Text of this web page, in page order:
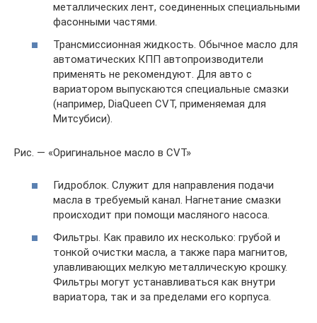
металлических лент, соединенных специальными
фасонными частями.
Трансмиссионная жидкость. Обычное масло для
автоматических КПП автопроизводители
применять не рекомендуют. Для авто с
вариатором выпускаются специальные смазки
(например, DiaQueen CVT, применяемая для
Митсубиси).
Рис. — «Оригинальное масло в CVT»
Гидроблок. Служит для направления подачи
масла в требуемый канал. Нагнетание смазки
происходит при помощи масляного насоса.
Фильтры. Как правило их несколько: грубой и
тонкой очистки масла, а также пара магнитов,
улавливающих мелкую металлическую крошку.
Фильтры могут устанавливаться как внутри
вариатора, так и за пределами его корпуса.